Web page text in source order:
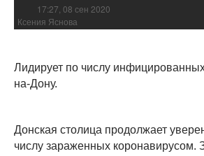
17:27, 08 сен 2020
Ксения Яснова
Лидирует по числу
на-Дону.
Донская столица продолжает
числу зараженных коронавирусом.